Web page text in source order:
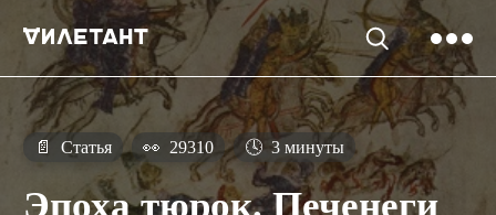
📄 Статья 👀 29310 🕓 3 минуты
Эпоха тюрок. Печенеги